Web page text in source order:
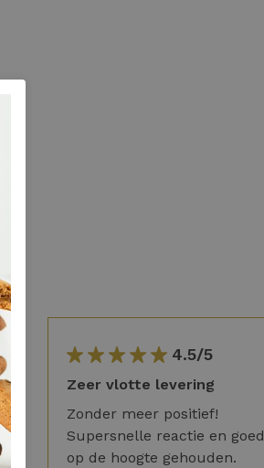
4.5/5
Zeer vlotte levering
Zonder meer positief!
Supersnelle reactie en goed
op de hoogte gehouden.